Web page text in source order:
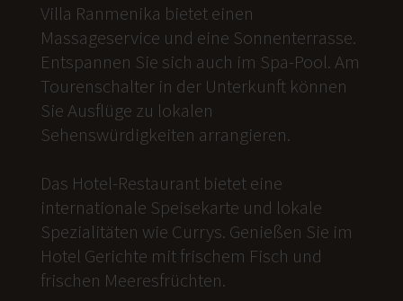
Villa Ranmenika bietet einen
Massageservice und eine Sonnenterrasse.
Entspannen Sie sich auch im Spa-Pool. Am
Tourenschalter in der Unterkunft können
Sie Ausflüge zu lokalen
Sehenswürdigkeiten arrangieren.
Das Hotel-Restaurant bietet eine
internationale Speisekarte und lokale
Spezialitäten wie Currys. Genießen Sie im
Hotel Gerichte mit frischem Fisch und
frischen Meeresfrüchten.